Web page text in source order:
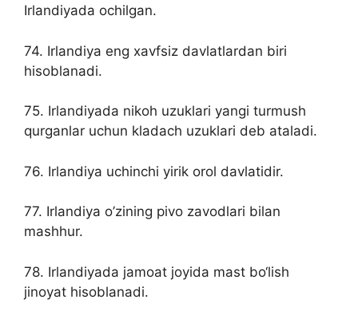
Irlandiyada ochilgan.
74. Irlandiya eng xavfsiz davlatlardan biri
hisoblanadi.
75. Irlandiyada nikoh uzuklari yangi turmush
qurganlar uchun kladach uzuklari deb ataladi.
76. Irlandiya uchinchi yirik orol davlatidir.
77. Irlandiya o’zining pivo zavodlari bilan
mashhur.
78. Irlandiyada jamoat joyida mast bo‘lish
jinoyat hisoblanadi.